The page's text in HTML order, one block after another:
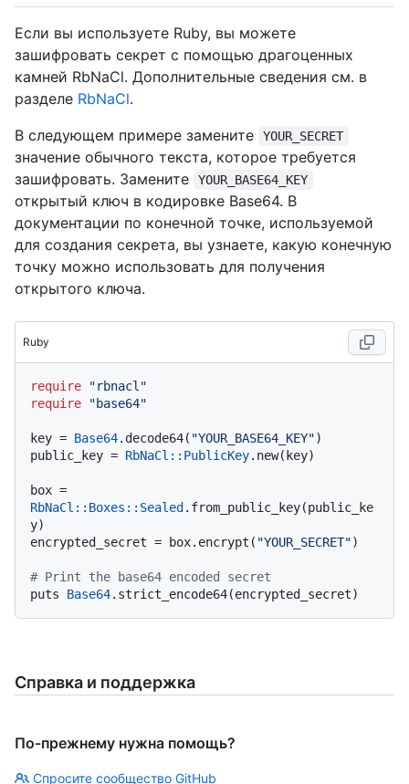
Если вы используете Ruby, вы можете
зашифровать секрет с помощью драгоценных
камней RbNaCl. Дополнительные сведения см. в
разделе RbNaCl.
В следующем примере замените
YOUR_SECRET
значение обычного текста, которое требуется
зашифровать. Замените
YOUR_BASE64_KEY
открытый ключ в кодировке Base64. В
документации по конечной точке, используемой
для создания секрета, вы узнаете, какую конечную
точку можно использовать для получения
открытого ключа.
Ruby
require
"rbnacl"
require
"base64"
key = Base64.decode64( "YOUR_BASE64_KEY")
public_key = RbNaCl::PublicKey.new(key)
RbNaCl : :Boxes : :Sealed .from_public_key(public_ke
y)
encrypted_secret = box.encrypt( "YOUR_SECRET")
# Print the base64 encoded secret
puts Base64
Справка и поддержка
По-прежнему нужна помощь?
Спросите сообщество GitHub